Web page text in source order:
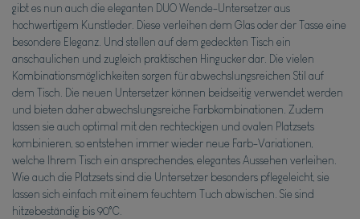
gibt es nun auch die eleganten DUO Wende-Untersetzer aus
hochwertigem Kunstleder. Diese verleihen dem Glas oder der Tasse eine
besondere Eleganz. Und stellen auf dem gedeckten Tisch ein
anschaulichen und zugleich praktischen Hingucker dar. Die vielen
Kombinationsmöglichkeiten sorgen für abwechslungsreichen Stil auf
dem Tisch. Die neuen Untersetzer können beidseitig verwendet werden
und bieten daher abwechslungsreiche Farbkombinationen. Zudem
lassen sie auch optimal mit den rechteckigen und ovalen Platzsets
kombinieren, so entstehen immer wieder neue Farb-Variationen,
welche Ihrem Tisch ein ansprechendes, elegantes Aussehen verleihen.
Wie auch die Platzsets sind die Untersetzer besonders pflegeleicht, sie
lassen sich einfach mit einem feuchtem Tuch abwischen. Sie sind
hitzebeständig bis 90°C.